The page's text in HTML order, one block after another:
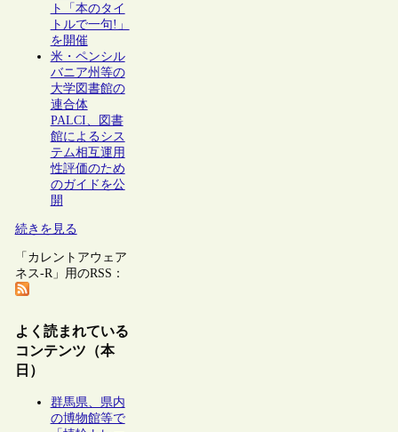
ト「本のタイ
トルで一句!」
を開催
米・ペンシル
バニア州等の
大学図書館の
連合体
PALCI、図書
館によるシス
テム相互運用
性評価のため
のガイドを公
開
続きを見る
「カレントアウェア
ネス-R」用のRSS：
よく読まれている
コンテンツ（本
日）
群馬県、県内
の博物館等で